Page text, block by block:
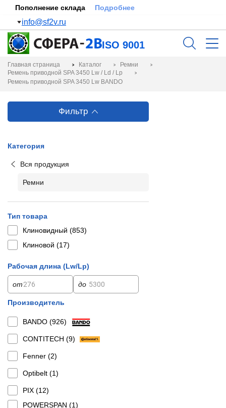
Пополнение склада Подробнее
info@sf2v.ru
ISO 9001
Главная страница Каталог
Ремни
Ремень приводной SPA 3450 Lw / Ld / Lp
Ремень приводной SPA 3450 Lw BANDO
Фильтр
Категория
Вся продукция
Ремни
Тип товара
Клиновидный (853)
Клиновой (17)
Рабочая длина (Lw/Lp)
от до
Производитель
BANDO (926)
CONTITECH (9)
Fenner (2)
Optibelt (1)
PIX (12)
POWERSPAN (1)